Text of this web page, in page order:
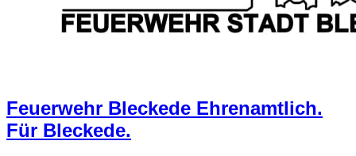
Feuerwehr Bleckede Ehrenamtlich.
Für Bleckede.